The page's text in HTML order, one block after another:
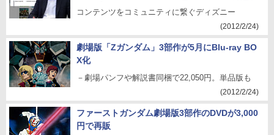
コンテンツをコミュニティに繋ぐディズニー
(2012/2/24)
劇場版「Zガンダム」3部作が5月にBlu-ray BO
X化
－劇場パンフや解説書同梱で22,050円。単品版も
(2012/2/24)
ファーストガンダム劇場版3部作のDVDが3,000
円で再販